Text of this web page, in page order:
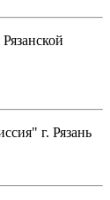
г. Рязань